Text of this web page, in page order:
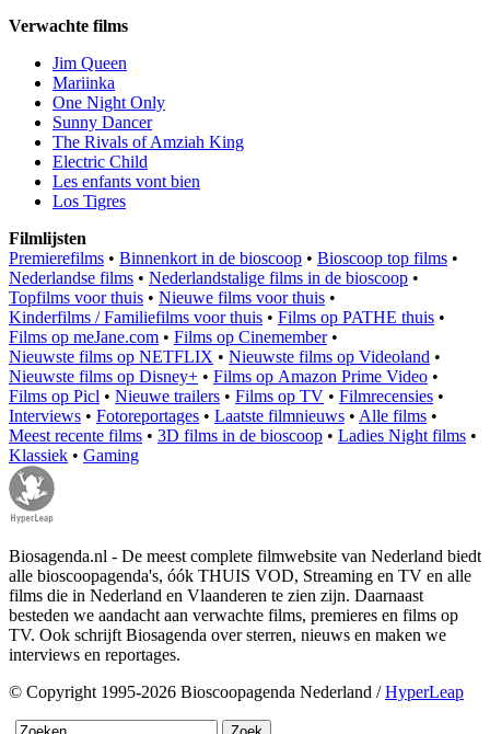
Verwachte films
Jim Queen
Mariinka
One Night Only
Sunny Dancer
The Rivals of Amziah King
Electric Child
Les enfants vont bien
Los Tigres
Filmlijsten
Premierefilms • Binnenkort in de bioscoop • Bioscoop top films •
Nederlandse films • Nederlandstalige films in de bioscoop •
Topfilms voor thuis • Nieuwe films voor thuis •
Kinderfilms / Familiefilms voor thuis • Films op PATHE thuis •
Films op meJane.com • Films op Cinemember•
Nieuwste films op NETFLIX • Nieuwste films op Videoland •
Nieuwste films op Disney+ • Films op Amazon Prime Video •
Films op Picl • Nieuwe trailers • Films op TV • Filmrecensies •
Interviews • Fotoreportages • Laatste filmnieuws • Alle films •
Meest recente films • 3D films in de bioscoop • Ladies Night films •
Klassiek • Gaming
Biosagenda.nl - De meest complete filmwebsite van Nederland biedt
alle bioscoopagenda's, óók THUIS VOD, Streaming en TV en alle
films die in Nederland en Vlaanderen te zien zijn. Daarnaast
besteden we aandacht aan verwachte films, premieres en films op
TV. Ook schrijft Biosagenda over sterren, nieuws en maken we
interviews en reportages.
© Copyright 1995-2026 Bioscoopagenda Nederland /HyperLeap